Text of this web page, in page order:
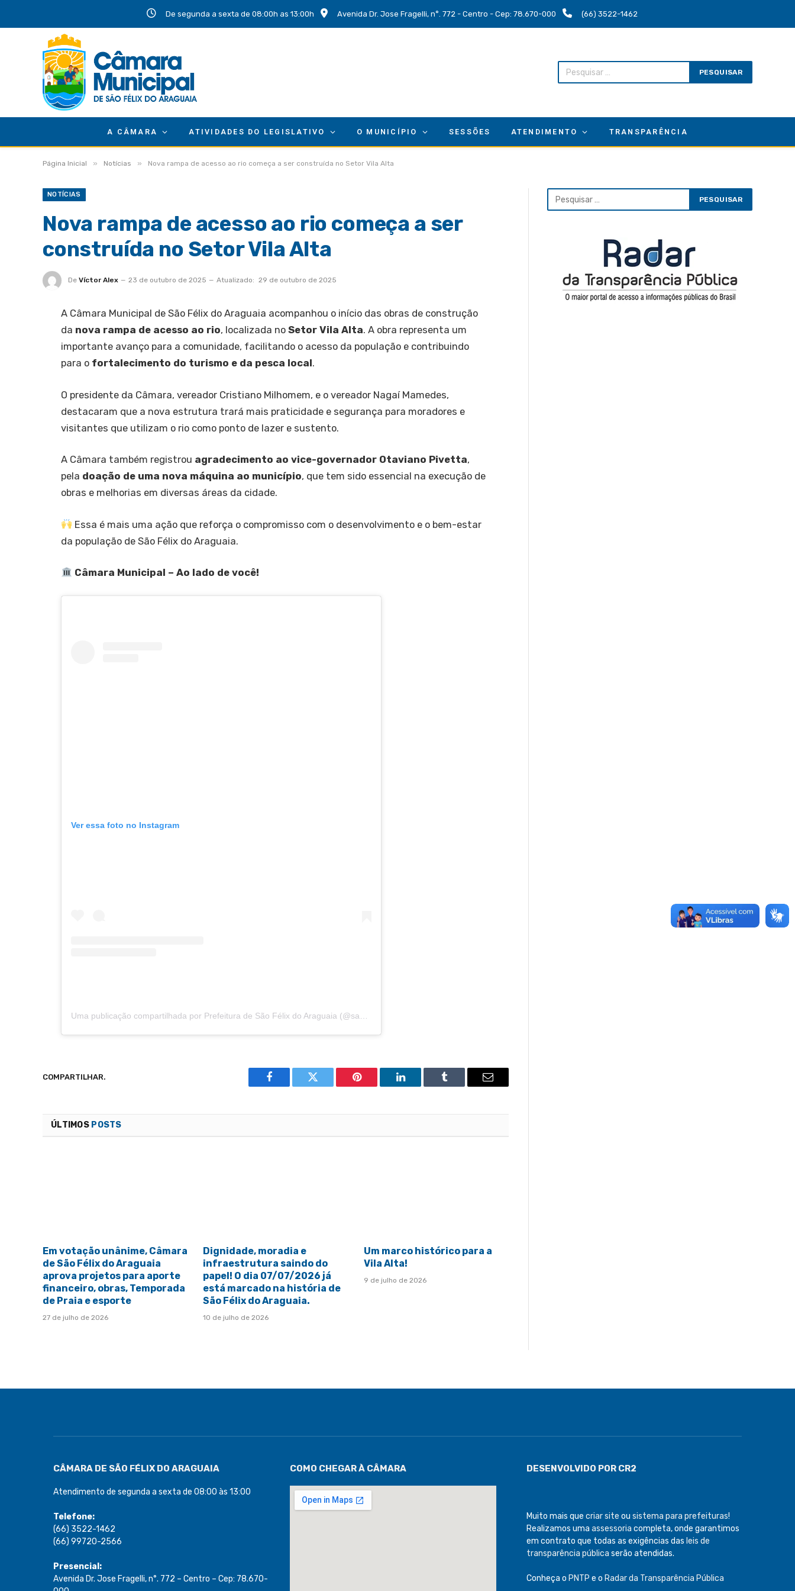
De segunda a sexta de 08:00h as 13:00h Avenida Dr. Jose Fragelli, n°. 772 - Centro - Cep: 78.670-000 (66) 3522-1462
A CÂMARA ATIVIDADES DO LEGISLATIVO O MUNICÍPIO SESSÕES ATENDIMENTO TRANSPARÊNCIA
Página Inicial » Notícias » Nova rampa de acesso ao rio começa a ser construída no Setor Vila Alta
NOTÍCIAS
Nova rampa de acesso ao rio começa a ser
construída no Setor Vila Alta
De Víctor Alex 23 de outubro de 2025 Atualizado: 29 de outubro de 2025
A Câmara Municipal de São Félix do Araguaia acompanhou o início das obras de construção
da nova rampa de acesso ao rio, localizada no Setor Vila Alta. A obra representa um
importante avanço para a comunidade, facilitando o acesso da população e contribuindo
para o fortalecimento do turismo e da pesca local.
O presidente da Câmara, vereador Cristiano Milhomem, e o vereador Nagaí Mamedes,
destacaram que a nova estrutura trará mais praticidade e segurança para moradores e
visitantes que utilizam o rio como ponto de lazer e sustento.
A Câmara também registrou agradecimento ao vice-governador Otaviano Pivetta,
pela doação de uma nova máquina ao município, que tem sido essencial na execução de
obras e melhorias em diversas áreas da cidade.
Essa é mais uma ação que reforça o compromisso com o desenvolvimento e o bem-estar
da população de São Félix do Araguaia.
Câmara Municipal – Ao lado de você!
Ver essa foto no Instagram
COMPARTILHAR.
Facebook Twitter Pinterest LinkedIn Tumblr Email
ÚLTIMOS POSTS
Em votação unânime, Câmara
de São Félix do Araguaia
aprova projetos para aporte
financeiro, obras, Temporada
de Praia e esporte
27 de julho de 2026
Dignidade, moradia e
infraestrutura saindo do
papel! O dia 07/07/2026 já
está marcado na história de
São Félix do Araguaia.
10 de julho de 2026
Um marco histórico para a
Vila Alta!
9 de julho de 2026
CÂMARA DE SÃO FÉLIX DO ARAGUAIA
Atendimento de segunda a sexta de 08:00 às 13:00
Telefone:
(66) 3522-1462
(66) 99720-2566
Presencial:
Avenida Dr. Jose Fragelli, n°. 772 – Centro – Cep: 78.670-
COMO CHEGAR À CÂMARA DESENVOLVIDO POR CR2
Muito mais que criar site ou sistema para prefeituras!
Realizamos uma assessoria completa, onde garantimos
em contrato que todas as exigências das leis de
transparência pública serão atendidas.
Conheça o PNTP e o Radar da Transparência Pública